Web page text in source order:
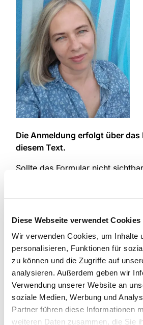
Diese Webseite verwendet Cookies
Wir verwenden Cookies, um Inhalte
personalisieren, Funktionen für
zu können und die Zugriffe auf
analysieren. Außerdem geben wir
Verwendung unserer Website an
soziale Medien, Werbung und
Partner führen diese Informationen
weiteren Daten zusammen, die Sie
Die Anmeldung erfolgt über das
diesem Text.
Sollte das Formular nicht
Hinweis „Die Begrenzung wurde
Wir informieren Sie, sobald ein
ein ähnliches Angebot entsteht.